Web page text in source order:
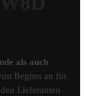
als auch
Beginn an für
Lieferanten